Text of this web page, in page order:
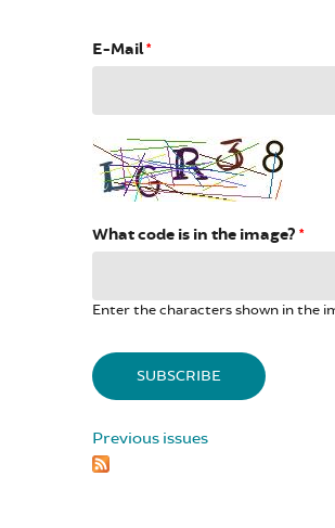
E-Mail*
What code is in the image? *
Enter the characters shown in the
Previous issues